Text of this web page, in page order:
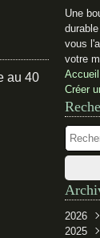
au 40
Une
vous
votre
Créer
2026
2025